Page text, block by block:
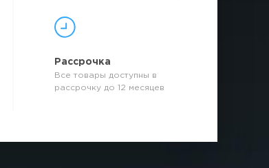
Рассрочка
Все товары доступны в
рассрочку до 12 месяцев